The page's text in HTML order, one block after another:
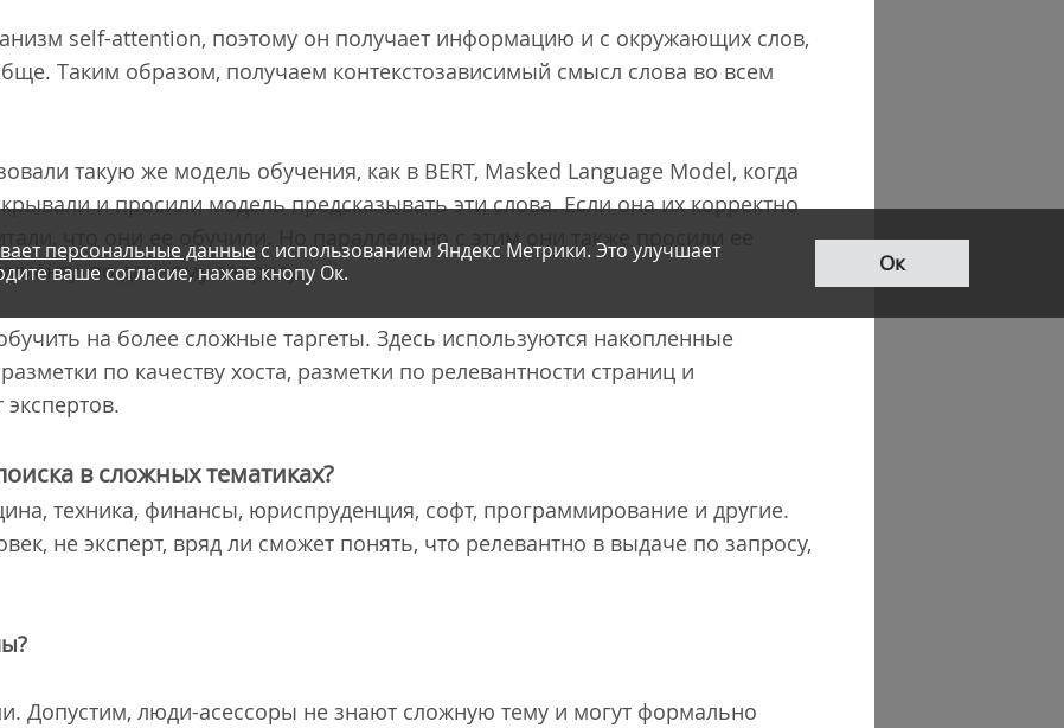
self-attention, поэтому он получает информацию и с окружающих слов,
Таким образом, получаем контекстозависимый смысл слова во всем
такую же модель обучения, как в BERT, Masked Language Model, когда
и просили модель предсказывать эти слова. Если она их корректно
что они ее обучили. Но параллельно с этим они также просили ее
по данному запросу.
на более сложные таргеты. Здесь используются накопленные
по качеству хоста, разметки по релевантности страниц и
в сложных тематиках?
техника, финансы, юриспруденция, софт, программирование и другие.
не эксперт, вряд ли сможет понять, что релевантно в выдаче по запросу,
Допустим, люди-асессоры не знают сложную тему и могут формально
персональные данныес использованием Яндекс Метрики. Это улучшает
ваше согласие, нажав кнопу Ок.
Ок